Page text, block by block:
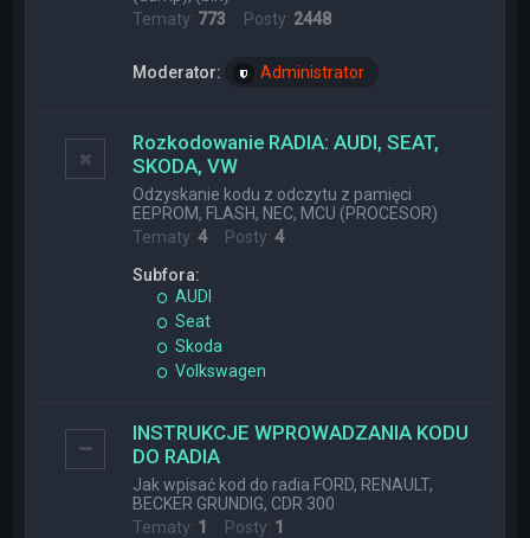
Tematy: 773 Posty: 2448
Moderator: Administrator
Rozkodowanie RADIA: AUDI, SEAT,
SKODA, VW
Odzyskanie kodu z odczytu z pamięci
EEPROM, FLASH, NEC, MCU (PROCESOR)
Tematy:4Posty:4
Subfora:
AUDI
Seat
Skoda
Volkswagen
INSTRUKCJE WPROWADZANIA KODU
DO RADIA
Jak wpisać kod do radia FORD, RENAULT,
BECKER GRUNDIG, CDR 300
Tematy: 1 Posty: 1